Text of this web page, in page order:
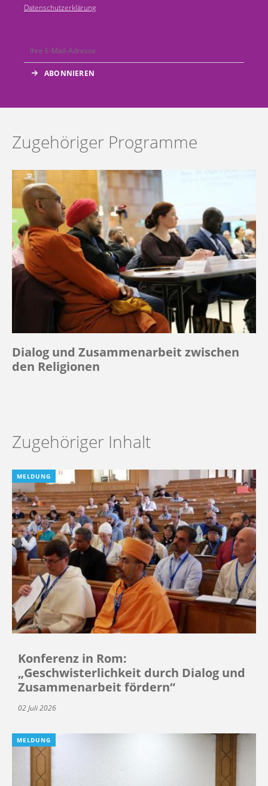
Datenschutzerklärung
Zugehöriger Programme
Dialog und Zusammenarbeit zwischen
den Religionen
Zugehöriger Inhalt
MELDUNG
Konferenz in Rom:
„Geschwisterlichkeit durch Dialog und
Zusammenarbeit fördern“
02 Juli 2026
MELDUNG